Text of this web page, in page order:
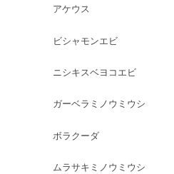
アケウス
ビシャモンエビ
ニシキスベヨコエビ
ガーベラミノウミウシ
ボラクーダ
ムラサキミノウミウシ